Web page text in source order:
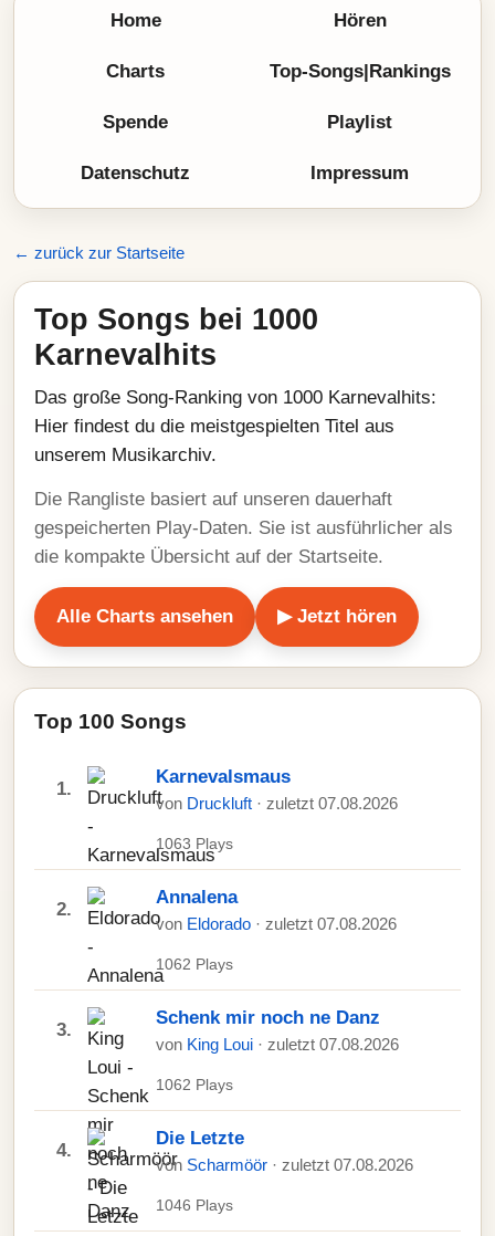
Home Hören
Charts Top-Songs|Rankings
Spende Playlist
Datenschutz Impressum
← zurück zur Startseite
Top Songs bei 1000
Karnevalhits
Das große Song-Ranking von 1000 Karnevalhits:
Hier findest du die meistgespielten Titel aus
unserem Musikarchiv.
Die Rangliste basiert auf unseren dauerhaft
gespeicherten Play-Daten. Sie ist ausführlicher als
die kompakte Übersicht auf der Startseite.
Alle Charts ansehen ▶ Jetzt hören
Top 100 Songs
1.
Karnevalsmaus
von Druckluft · zuletzt 07.08.2026
1063 Plays
2.
Annalena
von Eldorado · zuletzt 07.08.2026
1062 Plays
3.
Schenk mir noch ne Danz
von King Loui · zuletzt 07.08.2026
1062 Plays
4.
Die Letzte
von Scharmöör · zuletzt 07.08.2026
1046 Plays